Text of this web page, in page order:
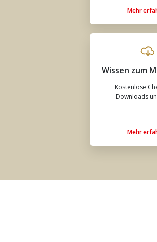
Mehr
Wissen zum
Kostenlose
Downloads
Mehr